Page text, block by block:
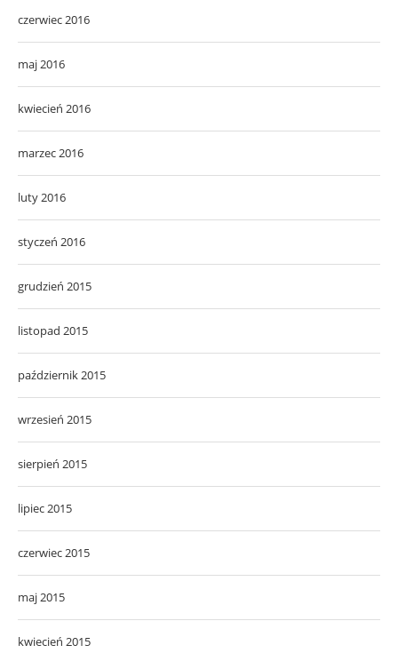
czerwiec 2016
maj 2016
kwiecień 2016
marzec 2016
luty 2016
styczeń 2016
grudzień 2015
listopad 2015
październik 2015
wrzesień 2015
sierpień 2015
lipiec 2015
czerwiec 2015
maj 2015
kwiecień 2015